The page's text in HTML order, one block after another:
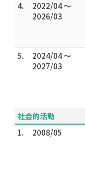
4.
2022/04 ～
2026/03
5.
2024/04 ～
2027/03
社会的活動
1.
2008/05